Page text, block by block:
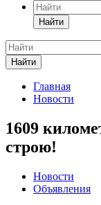
Найти
Найти
Главная
Новости
1609
строю!
Новости
Объявления